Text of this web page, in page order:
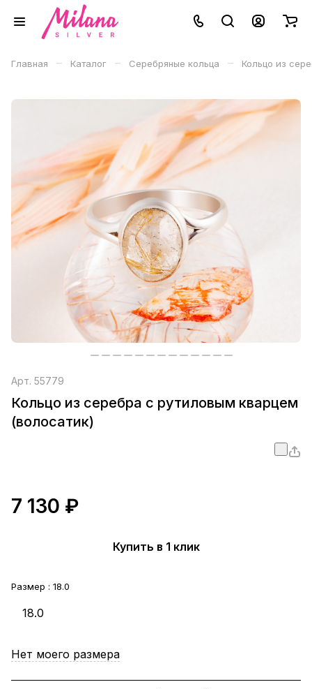
Главная – Каталог – Серебряные кольца – Кольцо из
Арт. 55779
Кольцо из серебра с рутиловым кварцем
(волосатик)
7 130 ₽
Купить в 1 клик
Размер : 18.0
18.0
Нет моего размера